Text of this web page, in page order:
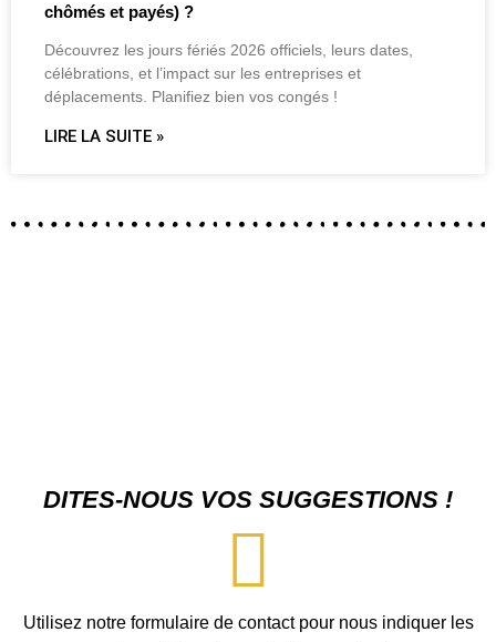
chômés et payés) ?
Découvrez les jours fériés 2026 officiels, leurs dates,
célébrations, et l’impact sur les entreprises et
déplacements. Planifiez bien vos congés !
LIRE LA SUITE »
DITES-NOUS VOS SUGGESTIONS !
Utilisez notre formulaire de contact pour nous indiquer les